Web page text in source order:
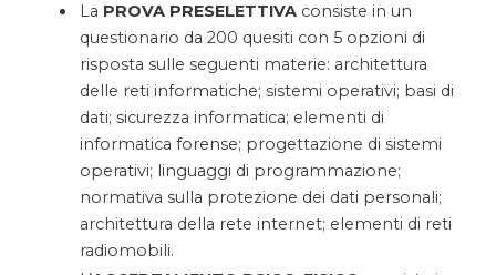
La PROVA PRESELETTIVA consiste in un
questionario da 200 quesiti con 5 opzioni di
risposta sulle seguenti materie: architettura
delle reti informatiche; sistemi operativi; basi di
dati; sicurezza informatica; elementi di
informatica forense; progettazione di sistemi
operativi; linguaggi di programmazione;
normativa sulla protezione dei dati personali;
architettura della rete internet; elementi di reti
radiomobili.